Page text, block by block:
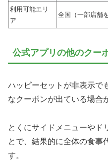
利用可能エリ
ア
全国（一部店舗
公式アプリの他のクー
ハッピーセットが非表示で
なクーポンが出ている場合
とくにサイドメニューやド
とで、結果的に全体の食事
す。